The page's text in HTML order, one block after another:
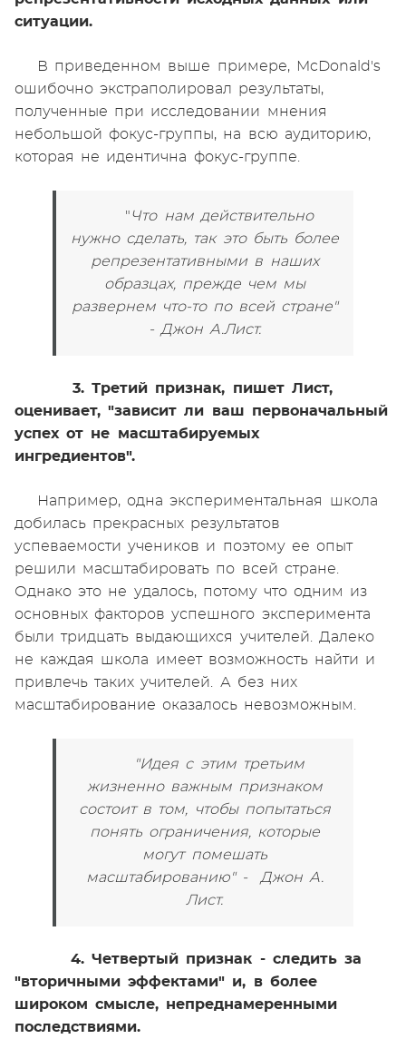
ситуации.
В приведенном выше примере, McDonald's
ошибочно экстраполировал результаты,
полученные при исследовании мнения
небольшой фокус-группы, на всю аудиторию,
которая не идентична фокус-группе.
"Что нам действительно
нужно сделать, так это быть более
репрезентативными в наших
образцах, прежде чем мы
развернем что-то по всей стране"
- Джон А.Лист.
3. Третий признак, пишет Лист,
оценивает, "зависит ли ваш первоначальный
успех от не масштабируемых
ингредиентов".
Например, одна экспериментальная школа
добилась прекрасных результатов
успеваемости учеников и поэтому ее опыт
решили масштабировать по всей стране.
Однако это не удалось, потому что одним из
основных факторов успешного эксперимента
были тридцать выдающихся учителей. Далеко
не каждая школа имеет возможность найти и
привлечь таких учителей. А без них
масштабирование оказалось невозможным.
"Идея с этим третьим
жизненно важным признаком
состоит в том, чтобы попытаться
понять ограничения, которые
могут помешать
масштабированию" - Джон А.
Лист.
4. Четвертый признак - следить за
"вторичными эффектами" и, в более
широком смысле, непреднамеренными
последствиями.